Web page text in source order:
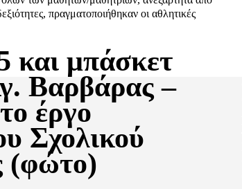
πραγματοποιήθηκαν οι αθλητικές
και μπάσκετ
Βαρβάρας –
έργο
Σχολικού
(φώτο)